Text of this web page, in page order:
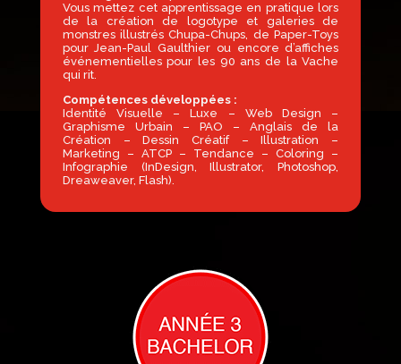
Vous mettez cet apprentissage en pratique lors
de la création de logotype et galeries de
monstres illustrés Chupa-Chups, de Paper-Toys
pour Jean-Paul Gaulthier ou encore d’affiches
événementielles pour les 90 ans de la Vache
qui rit.
Compétences développées :
Identité Visuelle – Luxe – Web Design –
Graphisme Urbain – PAO – Anglais de la
Création – Dessin Créatif – Illustration –
Marketing – ATCP – Tendance – Coloring –
Infographie (InDesign, Illustrator, Photoshop,
Dreaweaver, Flash).